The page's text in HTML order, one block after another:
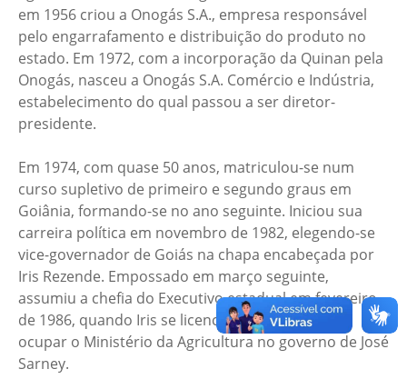
em 1956 criou a Onogás S.A., empresa responsável
pelo engarrafamento e distribuição do produto no
estado. Em 1972, com a incorporação da Quinan pela
Onogás, nasceu a Onogás S.A. Comércio e Indústria,
estabelecimento do qual passou a ser diretor-
presidente.
Em 1974, com quase 50 anos, matriculou-se num
curso supletivo de primeiro e segundo graus em
Goiânia, formando-se no ano seguinte. Iniciou sua
carreira política em novembro de 1982, elegendo-se
vice-governador de Goiás na chapa encabeçada por
Iris Rezende. Empossado em março seguinte,
assumiu a chefia do Executivo estadual em fevereiro
de 1986, quando Iris se licenciou do cargo para
ocupar o Ministério da Agricultura no governo de José
Sarney.